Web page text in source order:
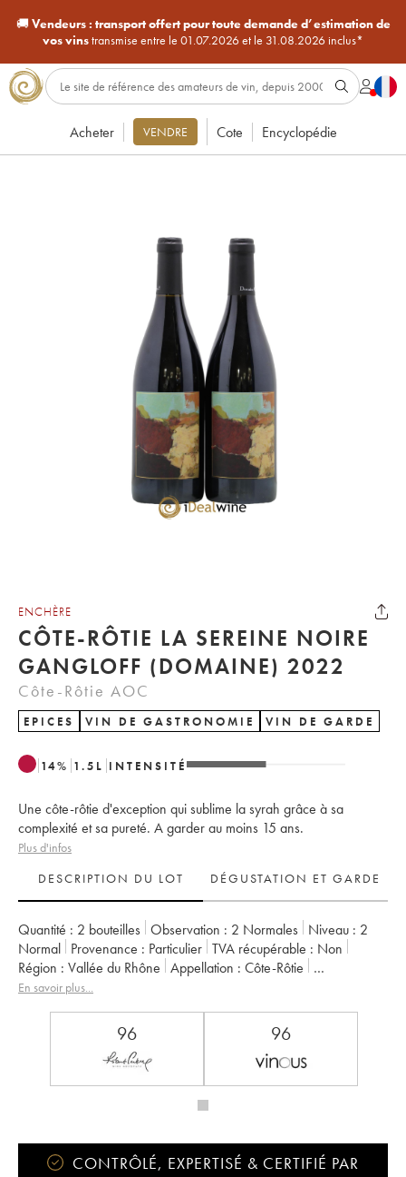
🚚Vendeurs : transport offert pour toute demande d’estimation de
vos vinstransmise entre le 01.07.2026 et le 31.08.2026 inclus*
Acheter VENDRE Cote Encyclopédie
ENCHÈRE
CÔTE-RÔTIE LA SEREINE NOIRE
GANGLOFF (DOMAINE) 2022
Côte-Rôtie AOC
EPICES VIN DE GASTRONOMIE VIN DE GARDE
14% 1.5 L INTENSITÉ
Une côte-rôtie d'exception qui sublime la syrah grâce à sa
complexité et sa pureté. A garder au moins 15 ans.
Plus d'infos
DESCRIPTION DU LOT
DÉGUSTATION ET GARDE
Quantité : 2 bouteilles Observation : 2 Normales Niveau : 2
Normal
Provenance : particulier TVA récupérable :
non
Région :
Vallée du Rhône Appellation :
Côte-Rôtie
Propriétaire :
En savoir plus...
96 96
CONTRÔLÉ, EXPERTISÉ & CERTIFIÉ PAR